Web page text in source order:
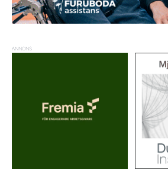
ANNONS